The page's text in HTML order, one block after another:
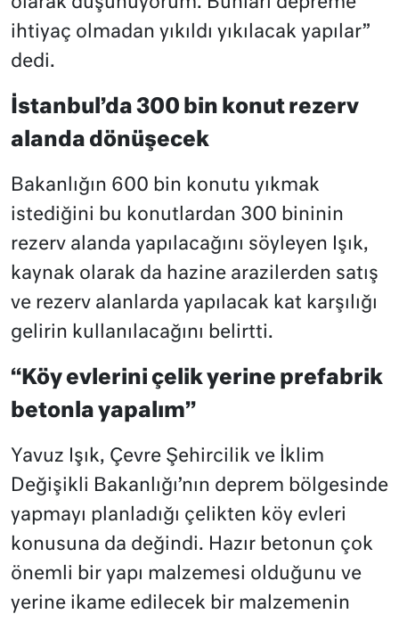
ihtiyaç olmadan yıkıldı yıkılacak yapılar”
dedi.
İstanbul’da 300 bin konut rezerv
alanda dönüşecek
Bakanlığın 600 bin konutu yıkmak
istediğini bu konutlardan 300 bininin
rezerv alanda yapılacağını söyleyen Işık,
kaynak olarak da hazine arazilerden satış
ve rezerv alanlarda yapılacak kat karşılığı
gelirin kullanılacağını belirtti.
“Köy evlerini çelik yerine prefabrik
betonla yapalım”
Yavuz Işık, Çevre Şehircilik ve İklim
Değişikli Bakanlığı’nın deprem bölgesinde
yapmayı planladığı çelikten köy evleri
konusuna da değindi. Hazır betonun çok
önemli bir yapı malzemesi olduğunu ve
yerine ikame edilecek bir malzemenin